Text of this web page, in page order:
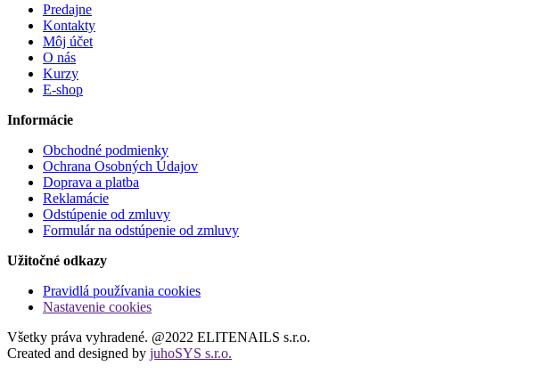
Predajne
Kontakty
Môj účet
O nás
Kurzy
E-shop
Informácie
Obchodné podmienky
Ochrana Osobných Údajov
Doprava a platba
Reklamácie
Odstúpenie od zmluvy
Formulár na odstúpenie od zmluvy
Užitočné odkazy
Pravidlá používania cookies
Nastavenie cookies
Všetky práva vyhradené. @2022 ELITENAILS s.r.o.
Created and designed by juhoSYS s.r.o.